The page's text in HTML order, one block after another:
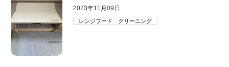
2023年11月09日
レンジフード クリーニング